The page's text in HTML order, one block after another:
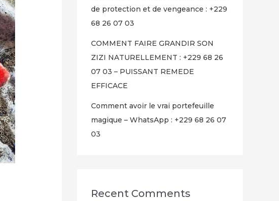
de protection et de vengeance : +229
68 26 07 03
COMMENT FAIRE GRANDIR SON
ZIZI NATURELLEMENT : +229 68 26
07 03 – PUISSANT REMEDE
EFFICACE
Comment avoir le vrai portefeuille
magique – WhatsApp : +229 68 26 07
03
Recent Comments